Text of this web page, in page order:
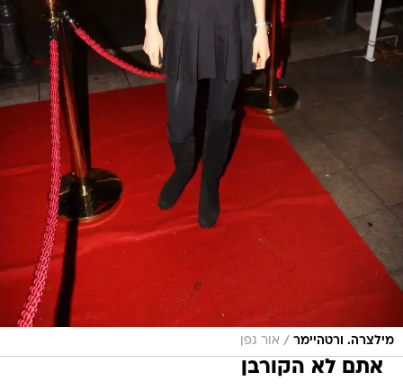
מילצרה. ורטהיימר / אור גפן
אתם לא הקורבן